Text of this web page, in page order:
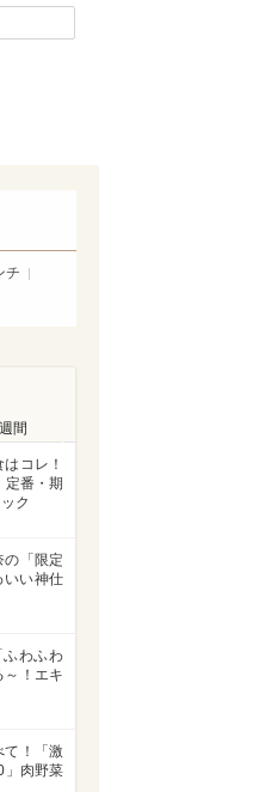
チ
間
コレ！
定番・期
ク
の「限定
いい神仕
ふわふわ
～！エキ
て！「激
」肉野菜